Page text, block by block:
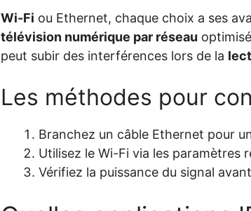
Wi-Fi ou Ethernet, chaque choix a ses
télévision numérique par réseau
peut subir des interférences lors de la
Les méthodes pour
Branchez un câble Ethernet pour
Utilisez le Wi-Fi via les paramètres
Vérifiez la puissance du signal